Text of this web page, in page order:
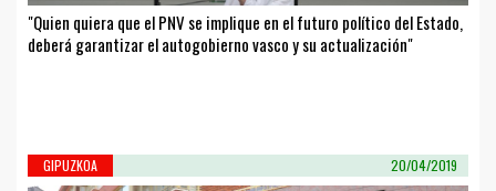
"Quien quiera que el PNV se implique en el futuro político del Estado,
deberá garantizar el autogobierno vasco y su actualización"
GIPUZKOA 20/04/2019